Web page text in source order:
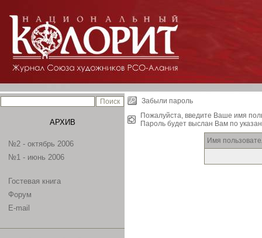
АРХИВ
№2 - октябрь 2006
№1 - июнь 2006
Гостевая книга
Форум
E-mail
Забыли пароль
Пожалуйста, введите Ваше имя
Пароль будет выслан Вам по
Имя